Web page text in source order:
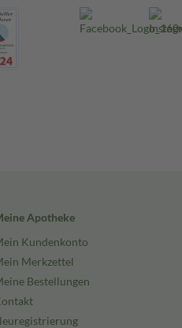
Apotheke
Kundenkonto
Merkzettel
Bestellungen